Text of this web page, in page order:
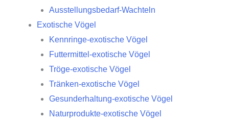
Ausstellungsbedarf-Wachteln
Exotische Vögel
Kennringe-exotische Vögel
Futtermittel-exotische Vögel
Tröge-exotische Vögel
Tränken-exotische Vögel
Gesunderhaltung-exotische Vögel
Naturprodukte-exotische Vögel